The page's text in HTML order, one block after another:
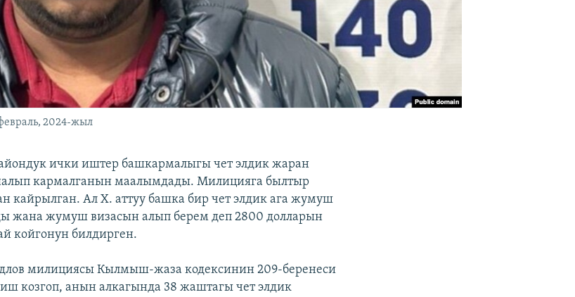
2024-жыл
ички иштер башкармалыгы чет элдик жаран
кармалганын маалымдады. Милицияга былтыр
кайрылган. Ал Х. аттуу башка бир чет элдик ага жумуш
жана жумуш визасын алып берем деп 2800 долларын
койгонун билдирген.
милициясы Кылмыш-жаза кодексинин 209-беренеси
козгоп, анын алкагында 38 жаштагы чет элдик